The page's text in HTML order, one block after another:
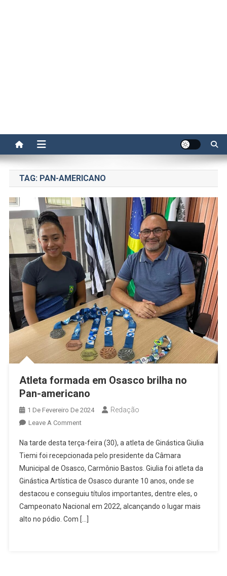
TAG: PAN-AMERICANO
Atleta formada em Osasco brilha no
Pan-americano
1 De Fevereiro De 2024 Redação
Leave A CommentOn
Formada
Em
Osasco
Brilha
No
Pan-
Americano
Na tarde desta terça-feira (30), a atleta de Ginástica Giulia
Tiemi foi recepcionada pelo presidente da Câmara
Municipal de Osasco, Carmônio Bastos. Giulia foi atleta da
Ginástica Artística de Osasco durante 10 anos, onde se
destacou e conseguiu títulos importantes, dentre eles, o
Campeonato Nacional em 2022, alcançando o lugar mais
alto no pódio. Com […]